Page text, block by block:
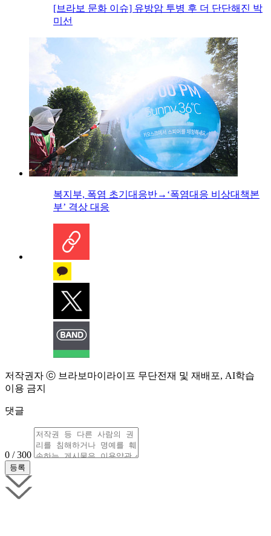
[브라보 문화 이슈] 유방암 투병 후 더 단단해진 박
미선
복지부, 폭염 초기대응반→‘폭염대응 비상대책본
부’ 격상 대응
저작권자 ⓒ 브라보마이라이프 무단전재 및 재배포, AI학습
이용 금지
댓글
0 / 300